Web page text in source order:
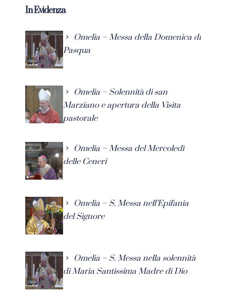
In Evidenza
Omelia – Messa della Domenica di
Pasqua
Omelia – Solennità di san
Marziano e apertura della Visita
pastorale
Omelia – Messa del Mercoledì
delle Ceneri
Omelia – S. Messa nell’Epifania
del Signore
Omelia – S. Messa nella solennità
di Maria Santissima Madre di Dio